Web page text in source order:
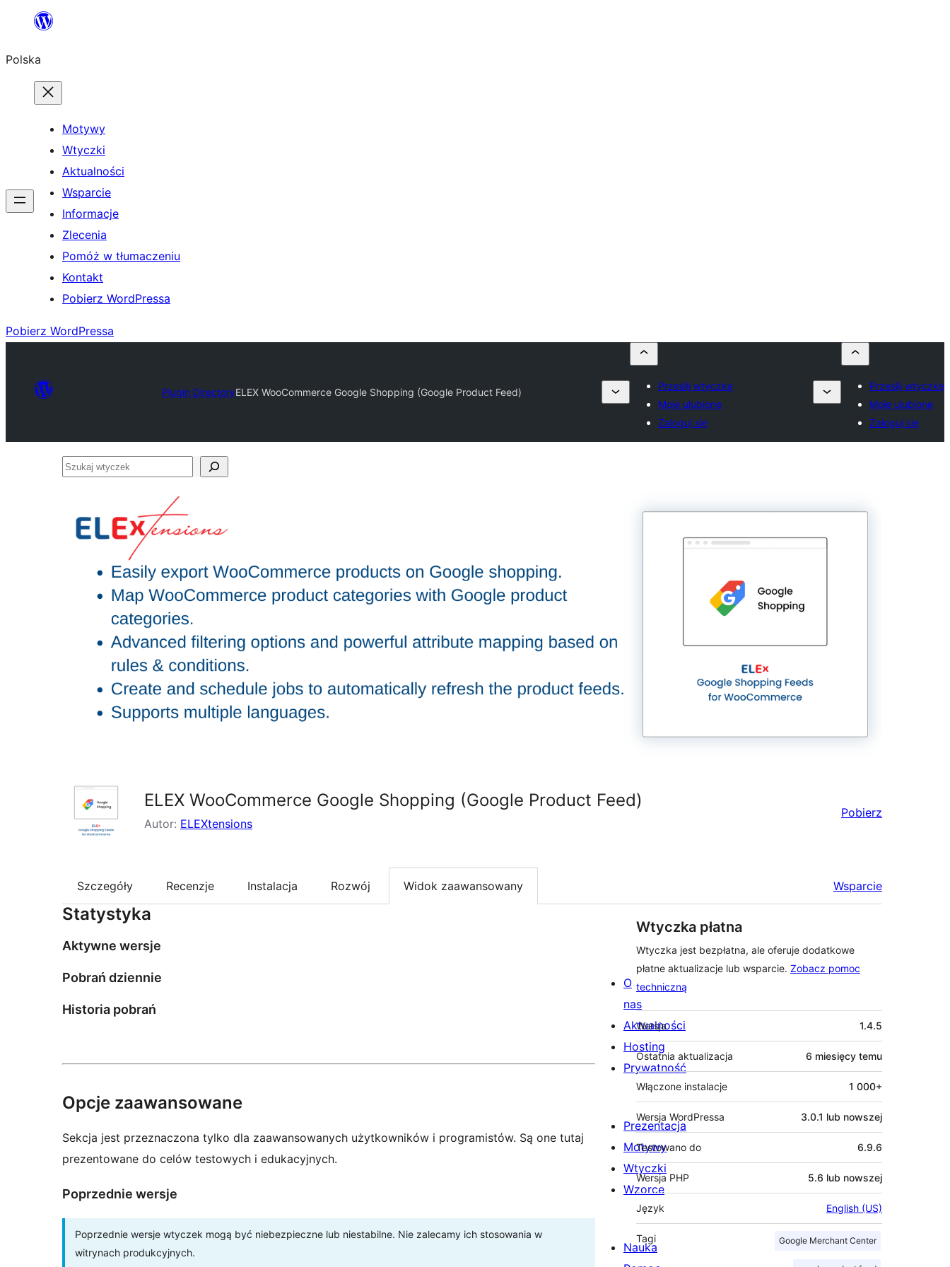
Przejdź
treści
Polska
Motywy
Wtyczki
Aktualności
Wsparcie
Informacje
Zlecenia
Pomóż w tłumaczeniu
Kontakt
Pobierz WordPressa
Pobierz WordPressa
Plugin DirectoryELEX WooCommerce Google Shopping (Google Product Feed)
Prześlij wtyczkę
Moje ulubione
Zaloguj się
Prześlij wtyczkę
Moje ulubione
Zaloguj się
Szukaj
ELEX WooCommerce Google Shopping (Google Product Feed)
Autor: ELEXtensions
Pobierz
Szczegóły Recenzje Instalacja Rozwój Widok zaawansowany Wsparcie
Statystyka
Aktywne wersje
Pobrań dziennie
Historia pobrań
Opcje zaawansowane
Sekcja jest przeznaczona tylko dla zaawansowanych użytkowników i programistów. Są one tutaj
prezentowane do celów testowych i edukacyjnych.
Poprzednie wersje
Poprzednie wersje wtyczek mogą być niebezpieczne lub niestabilne. Nie zalecamy ich stosowania w
witrynach produkcyjnych.
Wtyczka płatna
Wtyczka jest bezpłatna, ale oferuje dodatkowe
płatne aktualizacje lub wsparcie. Zobacz pomoc
techniczną
Meta
Wersja 1.4.5
Ostatnia aktualizacja 6 miesięcy temu
Włączone instalacje 1 000+
Wersja WordPressa 3.0.1 lub nowszej
Testowano do 6.9.6
Wersja PHP 5.6 lub nowszej
Język English (US)
Tagi Google Merchant Center
O
nas
Aktualności
Hosting
Prywatność
Prezentacja
Motywy
Wtyczki
Wzorce
Nauka